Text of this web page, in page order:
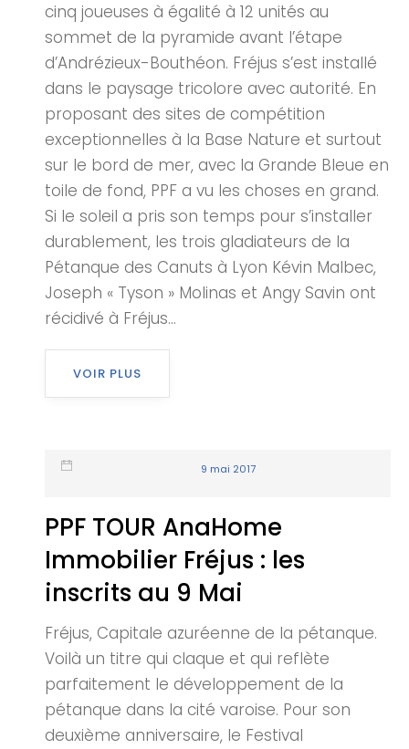
cinq joueuses à égalité à 12 unités au
sommet de la pyramide avant l’étape
d’Andrézieux-Bouthéon. Fréjus s’est installé
dans le paysage tricolore avec autorité. En
proposant des sites de compétition
exceptionnelles à la Base Nature et surtout
sur le bord de mer, avec la Grande Bleue en
toile de fond, PPF a vu les choses en grand.
Si le soleil a pris son temps pour s’installer
durablement, les trois gladiateurs de la
Pétanque des Canuts à Lyon Kévin Malbec,
Joseph « Tyson » Molinas et Angy Savin ont
récidivé à Fréjus...
VOIR PLUS
9 mai 2017
PPF TOUR AnaHome
Immobilier Fréjus : les
inscrits au 9 Mai
Fréjus, Capitale azuréenne de la pétanque.
Voilà un titre qui claque et qui reflète
parfaitement le développement de la
pétanque dans la cité varoise. Pour son
deuxième anniversaire, le Festival